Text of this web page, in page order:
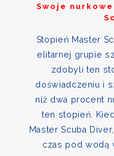
Swoje
Stopień Master
elitarnej grupie
zdobyli ten
doświadczeniu i
niż dwa procent
ten stopień.
Master Scuba
czas pod wodą